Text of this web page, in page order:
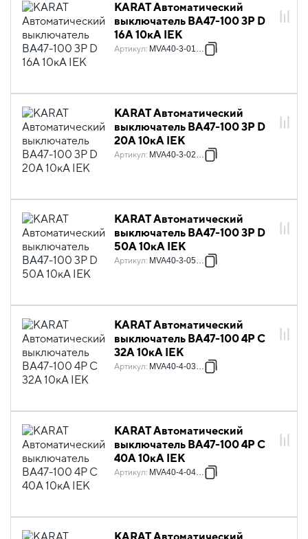
KARAT Автоматический
выключатель ВА47-100 3P D
16А 10кА IEK
Артикул: MVA40-3-016-D
KARAT Автоматический
выключатель ВА47-100 3P D
20А 10кА IEK
Артикул: MVA40-3-020-D
KARAT Автоматический
выключатель ВА47-100 3P D
50А 10кА IEK
Артикул: MVA40-3-050-D
KARAT Автоматический
выключатель ВА47-100 4P C
32А 10кА IEK
Артикул: MVA40-4-032-C
KARAT Автоматический
выключатель ВА47-100 4P C
40А 10кА IEK
Артикул: MVA40-4-040-C